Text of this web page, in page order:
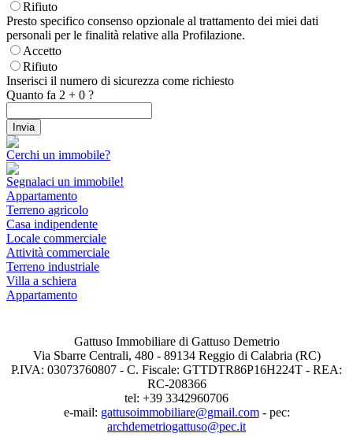
Rifiuto
Presto specifico consenso opzionale al trattamento dei miei dati
personali per le finalità relative alla Profilazione.
Accetto
Rifiuto
Inserisci il numero di sicurezza come richiesto
Quanto fa 2 + 0 ?
Cerchi un immobile?
Segnalaci un immobile!
Appartamento
Terreno agricolo
Casa indipendente
Locale commerciale
Attività commerciale
Terreno industriale
Villa a schiera
Appartamento
Gattuso Immobiliare di Gattuso Demetrio
Via Sbarre Centrali, 480 - 89134 Reggio di Calabria (RC)
P.IVA: 03073760807 - C. Fiscale: GTTDTR86P16H224T - REA:
RC-208366
tel: +39 3342960706
e-mail: gattusoimmobiliare@gmail.com- pec:
archdemetriogattuso@pec.it